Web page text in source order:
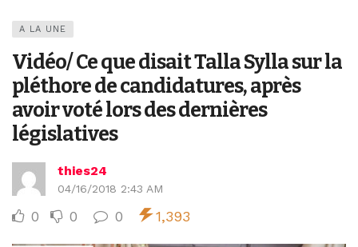
A LA UNE
Vidéo/ Ce que disait Talla Sylla sur la
pléthore de candidatures, après
avoir voté lors des dernières
législatives
thies24
04/16/2018 2:43 AM
0 0 0 1,393